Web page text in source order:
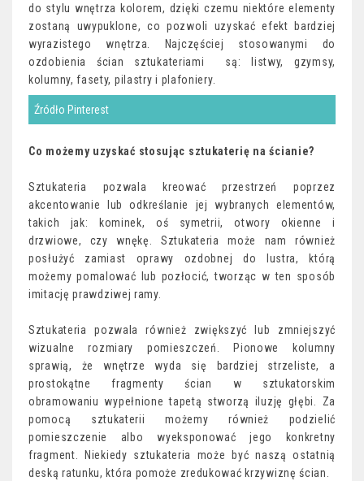
do stylu wnętrza kolorem, dzięki czemu niektóre elementy
zostaną uwypuklone, co pozwoli uzyskać efekt bardziej
wyrazistego wnętrza. Najczęściej stosowanymi do
ozdobienia ścian sztukateriami są: listwy, gzymsy,
kolumny, fasety, pilastry i plafoniery.
Źródło Pinterest
Co możemy uzyskać stosując sztukaterię na ścianie?
Sztukateria pozwala kreować przestrzeń poprzez
akcentowanie lub odkreślanie jej wybranych elementów,
takich jak: kominek, oś symetrii, otwory okienne i
drzwiowe, czy wnękę. Sztukateria może nam również
posłużyć zamiast oprawy ozdobnej do lustra, którą
możemy pomalować lub pozłocić, tworząc w ten sposób
imitację prawdziwej ramy.
Sztukateria pozwala również zwiększyć lub zmniejszyć
wizualne rozmiary pomieszczeń. Pionowe kolumny
sprawią, że wnętrze wyda się bardziej strzeliste, a
prostokątne fragmenty ścian w sztukatorskim
obramowaniu wypełnione tapetą stworzą iluzję głębi. Za
pomocą sztukaterii możemy również podzielić
pomieszczenie albo wyeksponować jego konkretny
fragment. Niekiedy sztukateria może być naszą ostatnią
deską ratunku, która pomoże zredukować krzywiznę ścian.